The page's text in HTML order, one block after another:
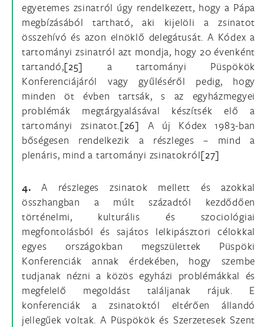
egyetemes zsinatról úgy rendelkezett, hogy a Pápa
megbízásából tartható, aki kijelöli a zsinatot
összehívó és azon elnöklő delegátusát. A Kódex a
tartományi zsinatról azt mondja, hogy 20 évenként
tartandó,[25] a tartományi Püspökök
Konferenciájáról vagy gyűléséről pedig, hogy
minden öt évben tartsák, s az egyházmegyei
problémák megtárgyalásával készítsék elő a
tartományi zsinatot.[26] A új Kódex 1983-ban
bőségesen rendelkezik a részleges – mind a
plenáris, mind a tartományi zsinatokról[27]
4. A részleges zsinatok mellett és azokkal
összhangban a múlt századtól kezdődően
történelmi, kulturális és szociológiai
megfontolásból és sajátos lelkipásztori célokkal
egyes országokban megszülettek Püspöki
Konferenciák annak érdekében, hogy szembe
tudjanak nézni a közös egyházi problémákkal és
megfelelő megoldást találjanak rájuk. E
konferenciák a zsinatoktól eltérően állandó
jellegűek voltak. A Püspökök és Szerzetesek Szent